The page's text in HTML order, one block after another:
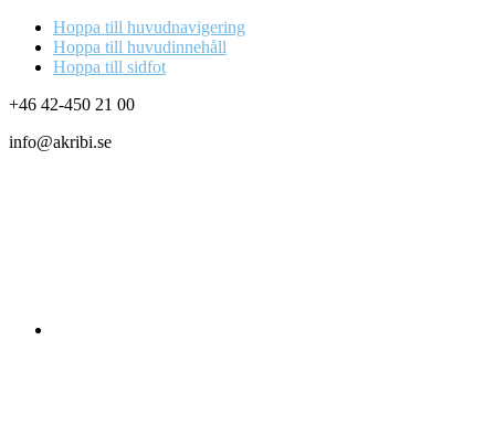
Hoppa till huvudnavigering
Hoppa till huvudinnehåll
Hoppa till sidfot
+46 42-450 21 00
info@akribi.se